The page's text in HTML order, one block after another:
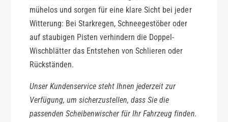
mühelos und sorgen für eine klare Sicht bei jeder
Witterung: Bei Starkregen, Schneegestöber oder
auf staubigen Pisten verhindern die Doppel-
Wischblätter das Entstehen von Schlieren oder
Rückständen.
Unser Kundenservice steht Ihnen jederzeit zur
Verfügung, um sicherzustellen, dass Sie die
passenden Scheibenwischer für Ihr Fahrzeug finden.